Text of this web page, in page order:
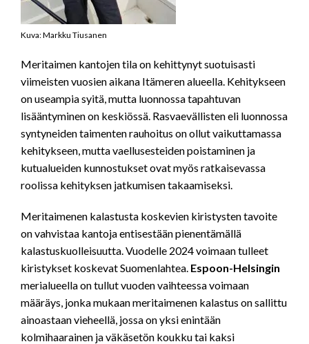
Kuva: Markku Tiusanen
Meritaimen kantojen tila on kehittynyt suotuisasti
viimeisten vuosien aikana Itämeren alueella. Kehitykseen
on useampia syitä, mutta luonnossa tapahtuvan
lisääntyminen on keskiössä. Rasvaevällisten eli luonnossa
syntyneiden taimenten rauhoitus on ollut vaikuttamassa
kehitykseen, mutta vaellusesteiden poistaminen ja
kutualueiden kunnostukset ovat myös ratkaisevassa
roolissa kehityksen jatkumisen takaamiseksi.
Meritaimenen kalastusta koskevien kiristysten tavoite
on vahvistaa kantoja entisestään pienentämällä
kalastuskuolleisuutta. Vuodelle 2024 voimaan tulleet
kiristykset koskevat Suomenlahtea. Espoon-Helsingin
merialueella on tullut vuoden vaihteessa voimaan
määräys, jonka mukaan meritaimenen kalastus on sallittu
ainoastaan vieheellä, jossa on yksi enintään
kolmihaarainen ja väkäsetön koukku tai kaksi